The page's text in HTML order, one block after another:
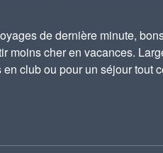
de dernière minute,
moins cher en vacances.
club ou pour un séjour tout